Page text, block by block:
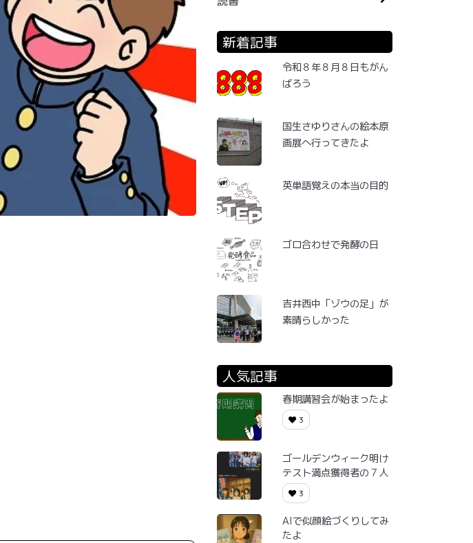
新着記事
令和８年８月８日もがん
ばろう
国生さゆりさんの絵本原
画展へ行ってきたよ
英単語覚えの本当の目的
ゴロ合わせで発酵の日
吉井西中「ゾウの足」が
素晴らしかった
人気記事
春期講習会が始まったよ
3
ゴールデンウィーク明け
テスト満点獲得者の７人
3
AIで似顔絵づくりしてみ
たよ